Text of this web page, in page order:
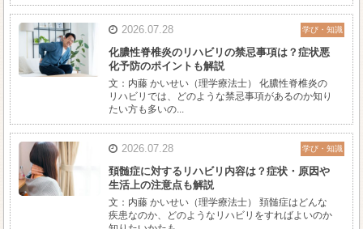
2026.07.28 学び・知識
化膿性脊椎炎のリハビリの禁忌事項は？症状悪
化予防のポイントも解説
文：内藤 かいせい（理学療法士） 化膿性脊椎炎の
リハビリでは、どのような禁忌事項があるのか知り
たい方も多いの...
2026.07.28 学び・知識
頚髄症に対するリハビリ内容は？症状・原因や
生活上の注意点も解説
文：内藤 かいせい（理学療法士） 頚髄症はどんな
疾患なのか、どのようなリハビリをすればよいのか